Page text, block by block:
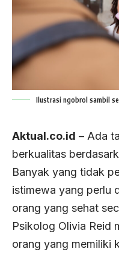
Ilustrasi ngobrol sambil
Aktual.co.id – Ada
berkualitas
Banyak yang tidak
istimewa yang perlu
orang yang sehat
Psikolog Olivia Reid
orang yang memiliki